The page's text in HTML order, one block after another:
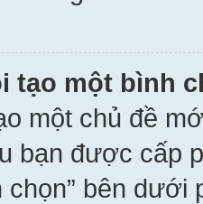
tạo một bình
một chủ đề
bạn được cấp
chọn” bên